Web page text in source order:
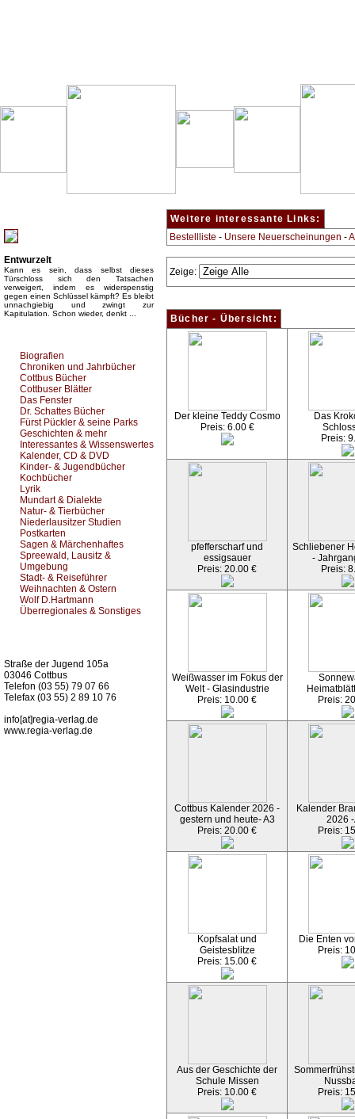
Entwurzelt
Kann es sein, dass selbst dieses
Türschloss sich den Tatsachen
verweigert, indem es widerspenstig
gegen einen Schlüssel kämpft? Es bleibt
unnachgiebig und zwingt zur
Kapitulation. Schon wieder, denkt ...
Biografien
Chroniken und Jahrbücher
Cottbus Bücher
Cottbuser Blätter
Das Fenster
Dr. Schattes Bücher
Fürst Pückler & seine Parks
Geschichten & mehr
Interessantes & Wissenswertes
Kalender, CD & DVD
Kinder- & Jugendbücher
Kochbücher
Lyrik
Mundart & Dialekte
Natur- & Tierbücher
Niederlausitzer Studien
Postkarten
Sagen & Märchenhaftes
Spreewald, Lausitz &
Umgebung
Stadt- & Reiseführer
Weihnachten & Ostern
Wolf D.Hartmann
Überregionales & Sonstiges
Straße der Jugend 105a
03046 Cottbus
Telefon (03 55) 79 07 66
Telefax (03 55) 2 89 10 76
info[at]regia-verlag.de
www.regia-verlag.de
Weitere interessante Links:
Bestellliste - Unsere Neuerscheinungen -
Zeige:
Bücher - Übersicht:
Der kleine Teddy Cosmo
Preis: 6.00 €
Das
Preis:
pfefferscharf und
essigsauer
Preis: 20.00 €
Schliebener
-
Preis:
Weißwasser im Fokus der
Welt - Glasindustrie
Preis: 10.00 €
Preis:
Cottbus Kalender 2026 -
gestern und heute- A3
Preis: 20.00 €
Kalender
2026
Preis:
Kopfsalat und
Geistesblitze
Preis: 15.00 €
Die Enten
Preis:
Aus der Geschichte der
Schule Missen
Preis: 10.00 €
Preis: